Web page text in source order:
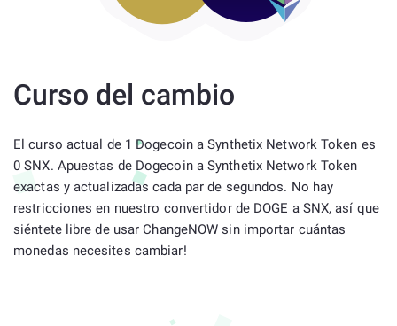
Curso del cambio
El curso actual de 1 Dogecoin a Synthetix Network Token es
0 SNX. Apuestas de Dogecoin a Synthetix Network Token
exactas y actualizadas cada par de segundos. No hay
restricciones en nuestro convertidor de DOGE a SNX, así que
siéntete libre de usar ChangeNOW sin importar cuántas
monedas necesites cambiar!